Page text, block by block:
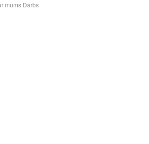
mums Darbs